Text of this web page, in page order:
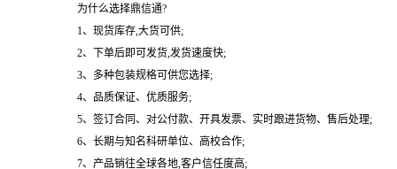
为什么选择鼎信通?
1、现货库存,大货可供;
2、下单后即可发货,发货速度快;
3、多种包装规格可供您选择;
4、品质保证、优质服务;
5、签订合同、对公付款、开具发票、实时跟进货物、售后处理;
6、长期与知名科研单位、高校合作;
7、产品销往全球各地,客户信任度高;